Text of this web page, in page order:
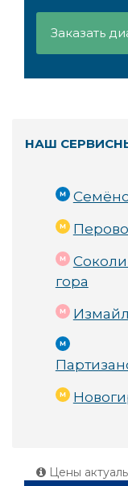
Заказать
НАШ
Перово
гора
Цены